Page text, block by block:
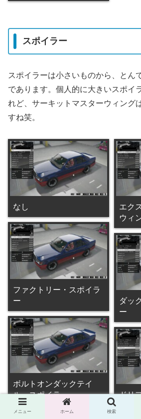
スポイラー
スポイラーは小さいものから、とん
であります。個人的に大きいスポイ
れど、サーキットマスターウィング
すね笑。
なし
エク
ウィ
ファクトリー・スポイラ
ー
ダッ
ー
ボルトオンダックテイ
ル・スポイラー
ドリ
メニュー ホーム 検索